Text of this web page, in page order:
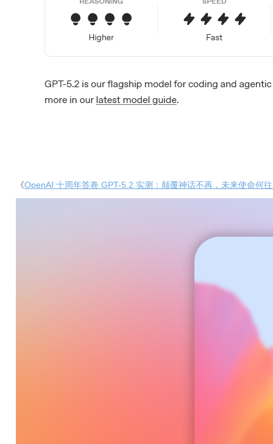
《OpenAI 十周年答卷 GPT-5.2 实测：颠覆神话不再，未来使命何